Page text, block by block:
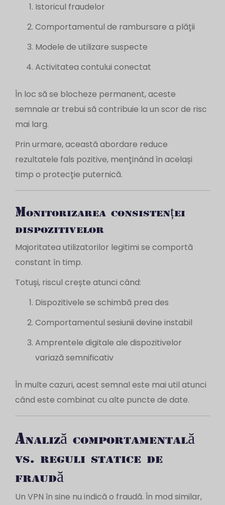
Istoricul fraudelor
Comportamentul de rambursare a plății
Modele de utilizare suspecte
Activitatea contului conectat
În loc să se blocheze permanent, aceste
semnale ar trebui să contribuie la un scor de risc
mai larg.
Prin urmare, această abordare reduce
rezultatele fals pozitive, menținând în același
timp o protecție puternică.
Monitorizarea consistenței
dispozitivelor
Majoritatea utilizatorilor legitimi se comportă
constant în timp.
Totuși, riscul crește atunci când:
Dispozitivele se schimbă prea des
Comportamentul sesiunii devine instabil
Amprentele digitale ale dispozitivelor
variază semnificativ
În multe cazuri, acest semnal este mai util atunci
când este combinat cu alte puncte de date.
Analiză comportamentală
vs. reguli statice de
fraudă
Un VPN în sine nu indică o fraudă. În mod similar,